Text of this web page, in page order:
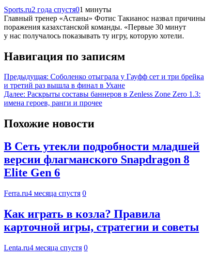
Sports.ru2 года спустя01 минуты
Главный тренер «Астаны» Фотис Такианос назвал причины
поражения казахстанской команды. «Первые 30 минут
у нас получалось показывать ту игру, которую хотели.
Навигация по записям
Предыдущая: Соболенко отыграла у Гауфф сет и три брейка
и третий раз вышла в финал в Ухане
Далее: Раскрыты составы баннеров в Zenless Zone Zero 1.3:
имена героев, ранги и прочее
Похожие новости
В Сеть утекли подробности младшей
версии флагманского Snapdragon 8
Elite Gen 6
Ferra.ru4 месяца спустя 0
Как играть в козла? Правила
карточной игры, стратегии и советы
Lenta.ru4 месяца спустя 0